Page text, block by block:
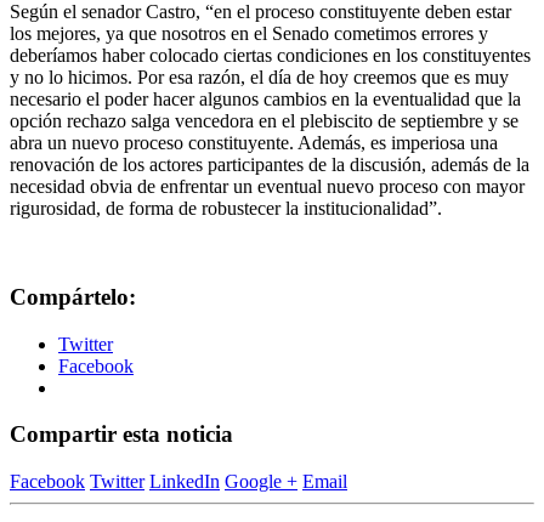
Según el senador Castro, “en el proceso constituyente deben estar
los mejores, ya que nosotros en el Senado cometimos errores y
deberíamos haber colocado ciertas condiciones en los constituyentes
y no lo hicimos. Por esa razón, el día de hoy creemos que es muy
necesario el poder hacer algunos cambios en la eventualidad que la
opción rechazo salga vencedora en el plebiscito de septiembre y se
abra un nuevo proceso constituyente. Además, es imperiosa una
renovación de los actores participantes de la discusión, además de la
necesidad obvia de enfrentar un eventual nuevo proceso con mayor
rigurosidad, de forma de robustecer la institucionalidad”.
Compártelo:
Twitter
Facebook
Compartir esta noticia
Facebook Twitter LinkedIn Google + Email